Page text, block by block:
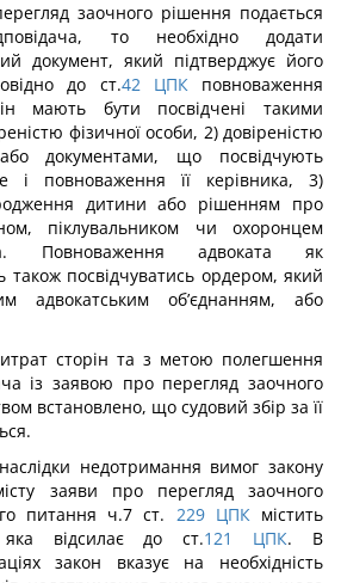
заочного рішення подається
то необхідно додати
документ, який підтверджує його
до ст.42 ЦПКповноваження
мають бути посвідчені такими
фізичної особи, 2) довіреністю
документами, що посвідчують
і повноваження її керівника, 3)
дитини або рішенням про
піклувальником чи охоронцем
Повноваження адвоката як
також посвідчуватись ордером, який
адвокатським об’єднанням, або
сторін та з метою полегшення
із заявою про перегляд заочного
встановлено, що судовий збір за її
недотримання вимог закону
заяви про перегляд заочного
питання ч.7 ст. 229 ЦПКмістить
відсилає до ст.121 ЦПК. В
закон вказує на необхідність